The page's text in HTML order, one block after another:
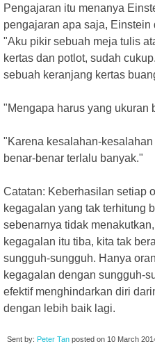
Pengajaran itu menanya
pengajaran apa saja,
"Aku pikir sebuah meja tulis
kertas dan potlot, sudah
sebuah keranjang kertas
"Mengapa harus yang ukuran
"Karena kesalahan-
benar-benar terlalu banyak."
Catatan: Keberhasilan setiap
kegagalan yang tak terhitung
sebenarnya tidak
kegagalan itu tiba, kita tak
sungguh-sungguh. Hanya
kegagalan dengan sungguh-
efektif menghindarkan diri
dengan lebih baik lagi.
Sent by: Peter Tan posted on 10 March